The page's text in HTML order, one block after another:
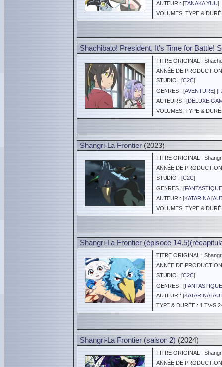
AUTEUR : [TANAKA YUU]
VOLUMES, TYPE &
Shachibato! President, It’s Time for Battle!
TITRE ORIGINAL :
ANNÉE DE
STUDIO : [C2C]
GENRES : [AVENTURE] [
AUTEURS : [DELUXE
VOLUMES, TYPE &
Shangri-La Frontier (2023)
TITRE ORIGINAL :
ANNÉE DE
STUDIO : [C2C]
GENRES : [
AUTEUR : [KATARINA
VOLUMES, TYPE &
Shangri-La Frontier (épisode
TITRE ORIGINAL :
ANNÉE DE
STUDIO : [C2C]
GENRES : [
AUTEUR : [KATARINA
TYPE & DURÉE : 1 TV-S
Shangri-La Frontier (saison 2) (2024)
TITRE ORIGINAL :
ANNÉE DE